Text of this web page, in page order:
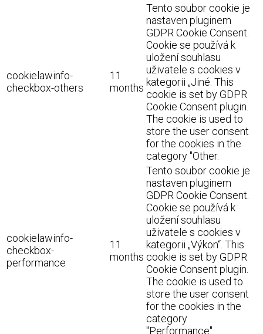
cookielawinfo-
checkbox-others
11
months
Tento soubor cookie je
nastaven pluginem
GDPR Cookie Consent.
Cookie se používá k
uložení souhlasu
uživatele s cookies v
kategorii „Jiné. This
cookie is set by GDPR
Cookie Consent plugin.
The cookie is used to
store the user consent
for the cookies in the
category "Other.
cookielawinfo-
checkbox-
performance
11
months
Tento soubor cookie je
nastaven pluginem
GDPR Cookie Consent.
Cookie se používá k
uložení souhlasu
uživatele s cookies v
kategorii „Výkon“. This
cookie is set by GDPR
Cookie Consent plugin.
The cookie is used to
store the user consent
for the cookies in the
category
"Performance".